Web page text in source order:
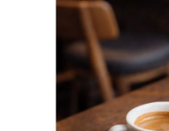
hvězdiček.